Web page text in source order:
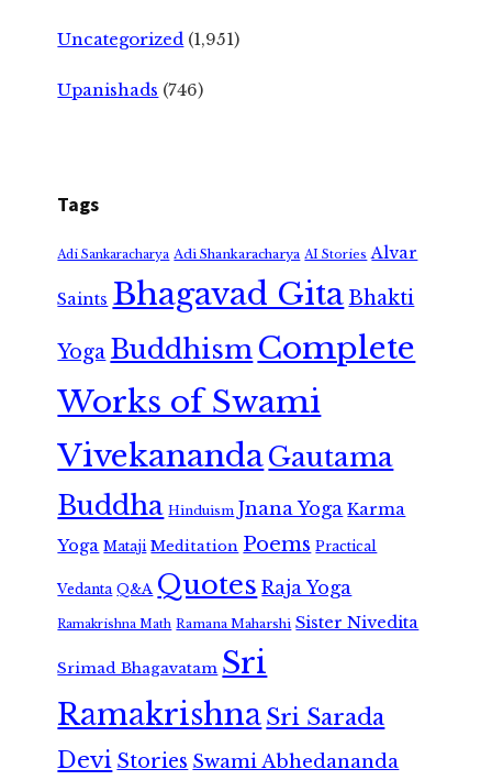
Uncategorized (1,951)
Upanishads (746)
Tags
Adi Sankaracharya Adi Shankaracharya AI Stories Alvar
Saints Bhagavad GitaBhakti
Yoga Buddhism Complete
Works of Swami
VivekanandaGautama
Buddha Hinduism Jnana Yoga Karma
Yoga Mataji Meditation Poems Practical
Vedanta Q&A Quotes Raja Yoga
Ramakrishna Math Ramana Maharshi Sister Nivedita
Srimad Bhagavatam Sri
RamakrishnaSri Sarada
Devi Stories Swami Abhedananda